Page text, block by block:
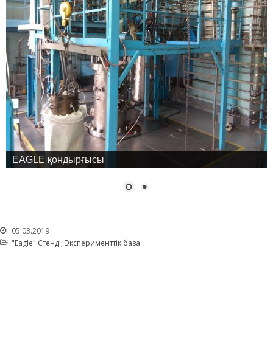
Жаңалықтар
Жарияланымдармен
өнертабыстар
Хабарландырулар
Қауіпсіздік
Антитеррор
Фотоальбом
Қызметтер
«Маяк» қонақ үйі
EAGLE қондырғысы
05.03.2019
"Eagle" Стенді, Эксперименттік база